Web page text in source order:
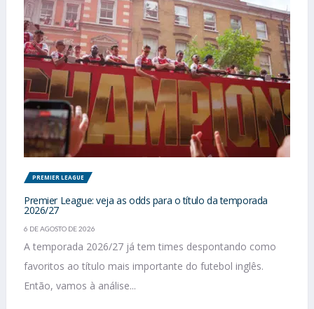
PREMIER LEAGUE
Premier League: veja as odds para o título da temporada
2026/27
6 DE AGOSTO DE 2026
A temporada 2026/27 já tem times despontando como
favoritos ao título mais importante do futebol inglês.
Então, vamos à análise...